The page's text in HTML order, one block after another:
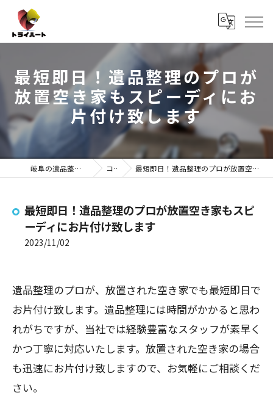
最短即日！遺品整理のプロが
放置空き家もスピーディにお
片付け致します
岐阜の遺品整理ならトライハート コラム 最短即日！遺品整理のプロが放置空き家もスピーディにお片付け致します
最短即日！遺品整理のプロが放置空き家もスピ
ーディにお片付け致します
2023/11/02
遺品整理のプロが、放置された空き家でも最短即日で
お片付け致します。遺品整理には時間がかかると思わ
れがちですが、当社では経験豊富なスタッフが素早く
かつ丁寧に対応いたします。放置された空き家の場合
も迅速にお片付け致しますので、お気軽にご相談くだ
さい。